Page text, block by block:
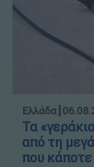
Ελλάδα┋
Τα
από τη
που